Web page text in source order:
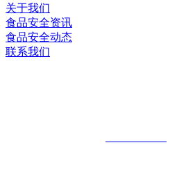
关于我们
食品安全资讯
食品安全动态
联系我们